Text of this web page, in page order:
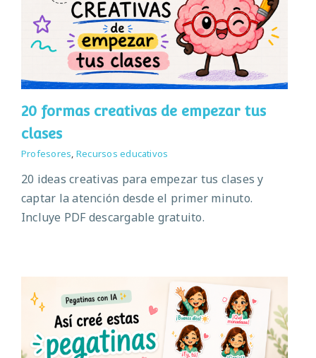
20 formas creativas de empezar tus
clases
Profesores, Recursos educativos
20 ideas creativas para empezar tus clases y
captar la atención desde el primer minuto.
Incluye PDF descargable gratuito.